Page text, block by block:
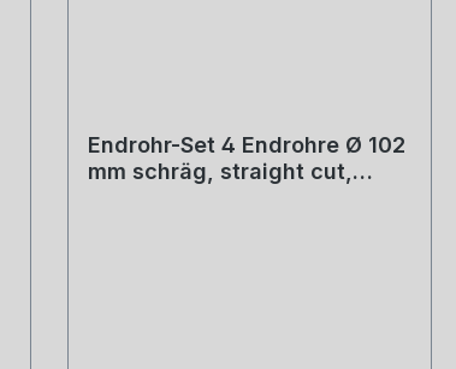
Endrohr-Set 4 Endrohre Ø 102
mm schräg, straight cut,